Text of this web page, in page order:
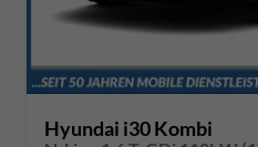
Hyundai i30 Kombi